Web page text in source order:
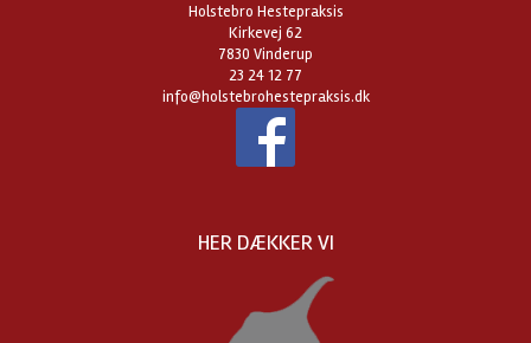
Holstebro Hestepraksis
Kirkevej 62
7830 Vinderup
23 24 12 77
info@holstebrohestepraksis.dk
HER DÆKKER VI